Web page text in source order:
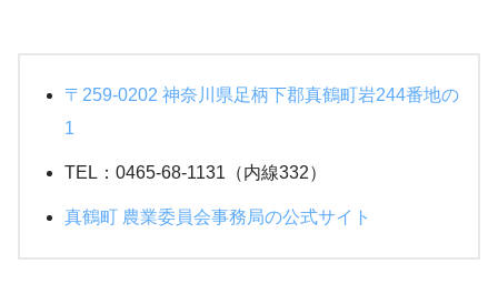
〒259-0202 神奈川県足柄下郡真鶴町岩244番地の
1
TEL：0465-68-1131（内線332）
真鶴町 農業委員会事務局の公式サイト